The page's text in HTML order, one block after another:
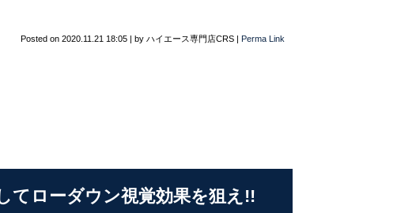
Posted on 2020.11.21 18:05 by ハイエース専門店CRS Perma Link
てローダウン視覚効果を狙え!!